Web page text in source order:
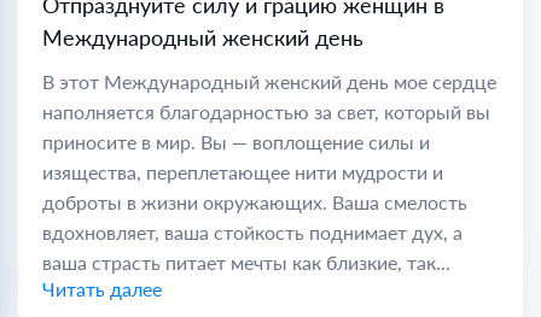
Международный женский день
В этот Международный женский день мое сердце
наполняется благодарностью за свет, который вы
приносите в мир. Вы — воплощение силы и
изящества, переплетающее нити мудрости и
доброты в жизни окружающих. Ваша смелость
вдохновляет, ваша стойкость поднимает дух, а
ваша страсть питает мечты как близкие, так...
Читать далее